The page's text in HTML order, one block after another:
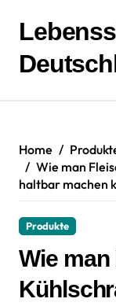
Inhalt
springen
Home
Wie man
haltbar machen
Produkte
Wie